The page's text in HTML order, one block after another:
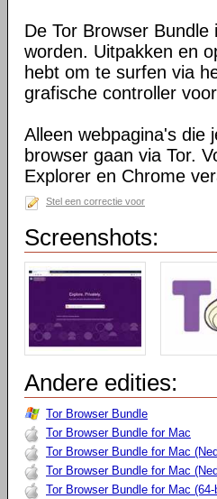
De Tor Browser
worden. Uitpakken en
hebt om te surfen via
grafische controller
Alleen webpagina's die
browser gaan via Tor.
Explorer en Chrome
Stel een correctie voor
Screenshots:
Andere edities:
Tor Browser Bundle
Tor Browser Bundle for Mac
Tor Browser Bundle for Mac
Tor Browser Bundle for Mac
Tor Browser Bundle for Mac (64-